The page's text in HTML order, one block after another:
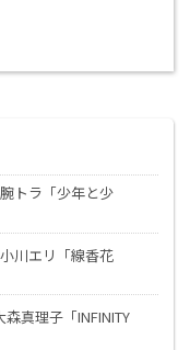
トラ「少年と少
川エリ「線香花
真理子「INFINITY